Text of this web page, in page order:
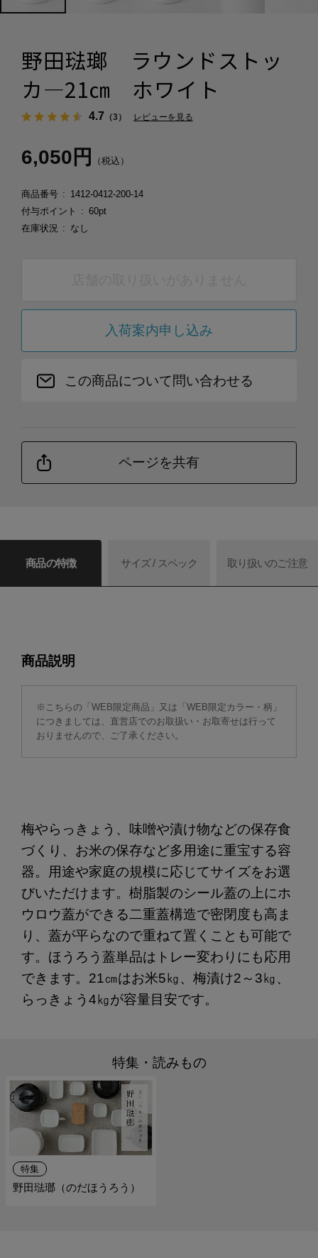
野田琺瑯 ラウンドストッ
カ―21㎝ ホワイト
4.7 （3） レビューを見る
6,050円 （税込）
商品番号
1412-0412-200-14
付与ポイント
60pt
在庫状況
なし
この商品について問い合わせる
ページを共有
入荷案内申し込み
商品の特徴 サイズ / スペック 取り扱いのご注意
商品説明
※こちらの「WEB限定商品」又は「WEB限定カラー・柄」
につきましては、直営店でのお取扱い・お取寄せは行って
おりませんので、ご了承ください。
梅やらっきょう、味噌や漬け物などの保存食
づくり、お米の保存など多用途に重宝する容
器。用途や家庭の規模に応じてサイズをお選
びいただけます。樹脂製のシール蓋の上にホ
ウロウ蓋ができる二重蓋構造で密閉度も高ま
り、蓋が平らなので重ねて置くことも可能で
す。ほうろう蓋単品はトレー変わりにも応用
できます。21㎝はお米5㎏、梅漬け2～3㎏、
らっきょう4㎏が容量目安です。
特集・読みもの
特集
野田琺瑯（のだほうろう）